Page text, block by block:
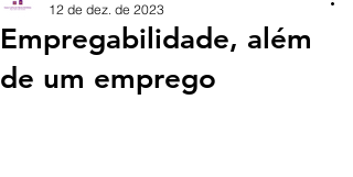
Empregabilidade, além
de um emprego
12 de dez. de 2023